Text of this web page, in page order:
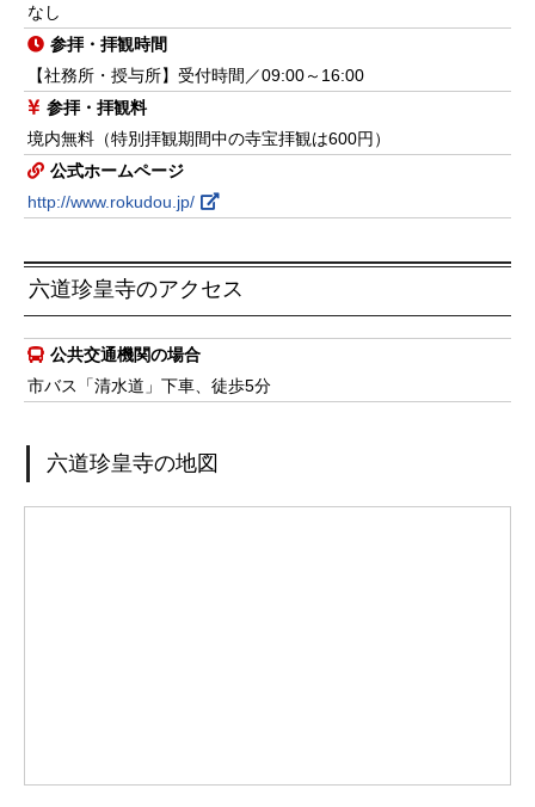
なし
参拝・拝観時間
【社務所・授与所】受付時間／09:00～16:00
参拝・拝観料
境内無料（特別拝観期間中の寺宝拝観は600円）
公式ホームページ
http://www.rokudou.jp/
六道珍皇寺のアクセス
公共交通機関の場合
市バス「清水道」下車、徒歩5分
六道珍皇寺の地図